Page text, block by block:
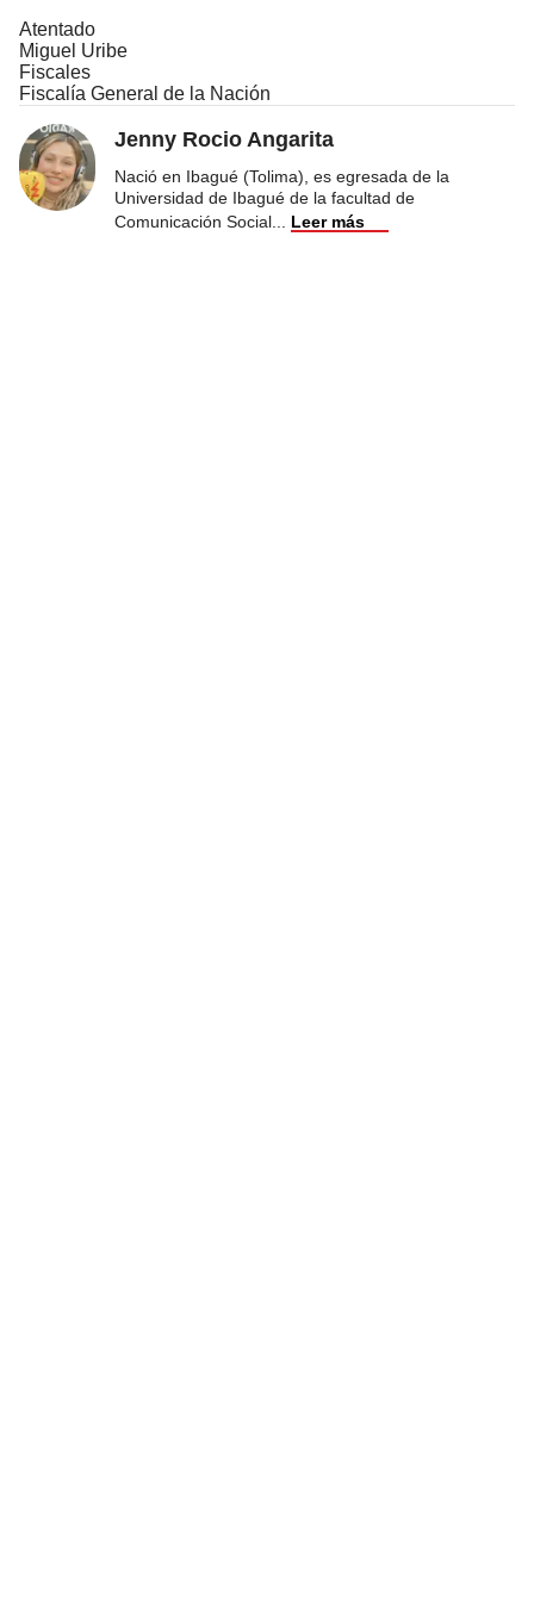
Atentado
Miguel Uribe
Fiscales
Fiscalía General de la Nación
Jenny Rocio Angarita
Nació en Ibagué (Tolima), es egresada de la
Universidad de Ibagué de la facultad de
Comunicación Social
Leer más